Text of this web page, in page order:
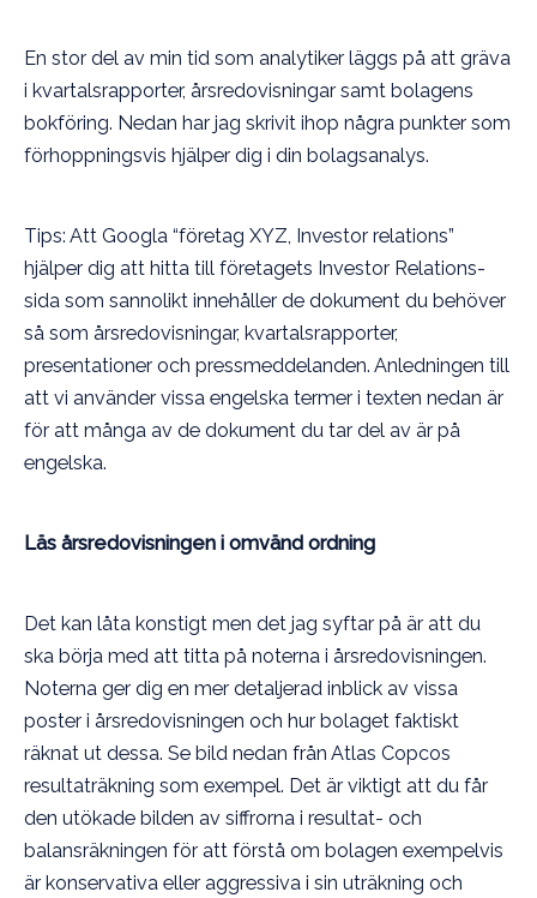
En stor del av min tid som analytiker läggs på att gräva
i kvartalsrapporter, årsredovisningar samt bolagens
bokföring. Nedan har jag skrivit ihop några punkter som
förhoppningsvis hjälper dig i din bolagsanalys.
Tips: Att Googla “företag XYZ, Investor relations”
hjälper dig att hitta till företagets Investor Relations-
sida som sannolikt innehåller de dokument du behöver
så som årsredovisningar, kvartalsrapporter,
presentationer och pressmeddelanden. Anledningen till
att vi använder vissa engelska termer i texten nedan är
för att många av de dokument du tar del av är på
engelska.
Läs årsredovisningen i omvänd ordning
Det kan låta konstigt men det jag syftar på är att du
ska börja med att titta på noterna i årsredovisningen.
Noterna ger dig en mer detaljerad inblick av vissa
poster i årsredovisningen och hur bolaget faktiskt
räknat ut dessa. Se bild nedan från Atlas Copcos
resultaträkning som exempel. Det är viktigt att du får
den utökade bilden av siffrorna i resultat- och
balansräkningen för att förstå om bolagen exempelvis
är konservativa eller aggressiva i sin uträkning och